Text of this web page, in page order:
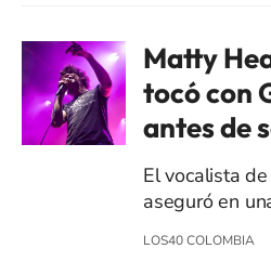
Matty
tocó con
antes de
El vocalista
aseguró en
LOS40 COLOMBIA